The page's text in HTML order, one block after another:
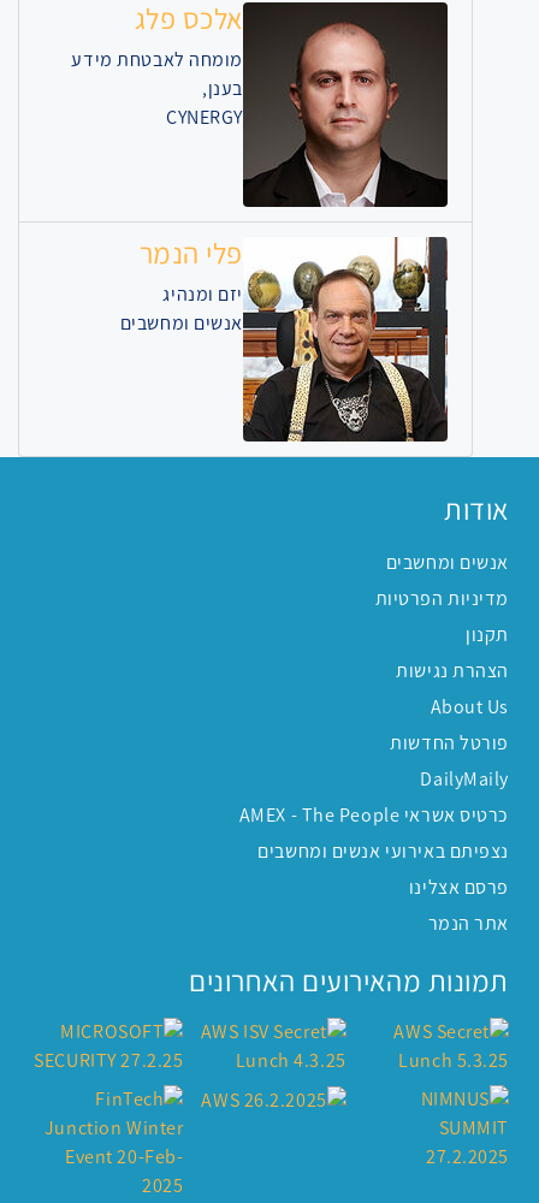
אלכס פלג
מומחה לאבטחת מידע
בענן,
CYNERGY
פלי הנמר
יזם ומנהיג
אנשים ומחשבים
אודות
אנשים ומחשבים
מדיניות הפרטיות
תקנון
הצהרת נגישות
About Us
פורטל החדשות
DailyMaily
כרטיס אשראי AMEX - The People
נצפיתם באירועי אנשים ומחשבים
פרסם אצלינו
אתר הנמר
תמונות מהאירועים האחרונים